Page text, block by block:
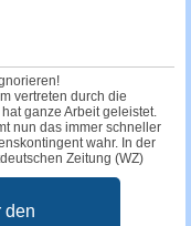
den
vertreten durch die
ganze Arbeit geleistet.
nun das immer schneller
wahr. In der
Zeitung (WZ)